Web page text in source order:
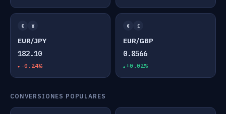
€ ¥
EUR/JPY
182.10
-0.24%
€ £
EUR/GBP
0.8566
+0.02%
CONVERSIONES POPULARES